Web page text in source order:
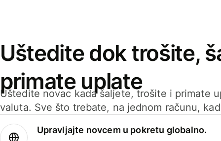
Uštedite dok trošite,
primate uplate
Uštedite novac kada šaljete, trošite i primate
valuta. Sve što trebate, na jednom računu,
Upravljajte novcem u pokretu globalno.